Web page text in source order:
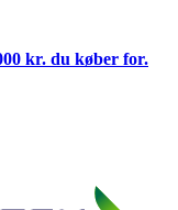
kr. du køber for.